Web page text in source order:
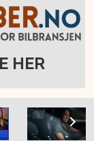
HER